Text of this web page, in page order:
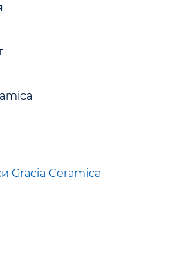
Gracia Ceramica